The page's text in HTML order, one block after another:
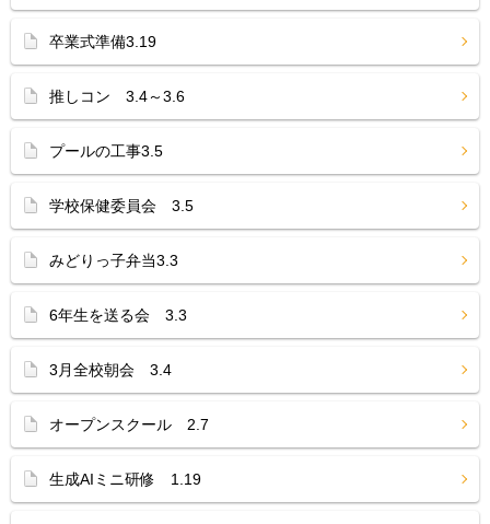
卒業式準備3.19
推しコン 3.4～3.6
プールの工事3.5
学校保健委員会 3.5
みどりっ子弁当3.3
6年生を送る会 3.3
3月全校朝会 3.4
オープンスクール 2.7
生成AIミニ研修 1.19